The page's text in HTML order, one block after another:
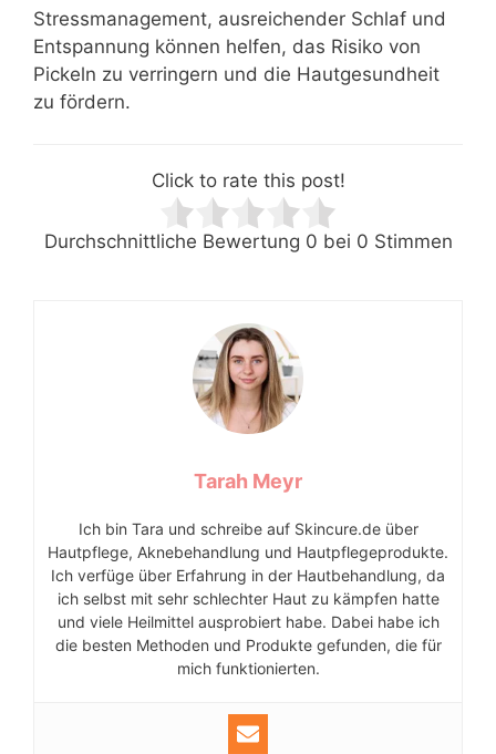
Stressmanagement, ausreichender Schlaf und
Entspannung können helfen, das Risiko von
Pickeln zu verringern und die Hautgesundheit
zu fördern.
Click to rate this post!
Durchschnittliche Bewertung 0 bei 0 Stimmen
Tarah Meyr
Ich bin Tara und schreibe auf Skincure.de über
Hautpflege, Aknebehandlung und Hautpflegeprodukte.
Ich verfüge über Erfahrung in der Hautbehandlung, da
ich selbst mit sehr schlechter Haut zu kämpfen hatte
und viele Heilmittel ausprobiert habe. Dabei habe ich
die besten Methoden und Produkte gefunden, die für
mich funktionierten.